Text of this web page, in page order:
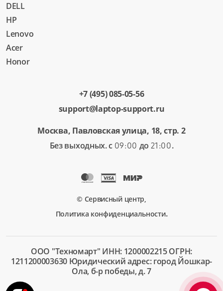
DELL
HP
Lenovo
Acer
Honor
+7 (495) 085-05-56
support@laptop-support.ru
Москва, Павловская улица, 18, стр. 2
Без выходных. с 09:00 до 21:00.
© Сервисный центр,
Политика конфиденциальности.
ООО "Техномарт" ИНН: 1200002215 ОГРН:
1211200003630 Юридический адрес: город Йошкар-
Ола, б-р победы, д. 7
+7 (495)